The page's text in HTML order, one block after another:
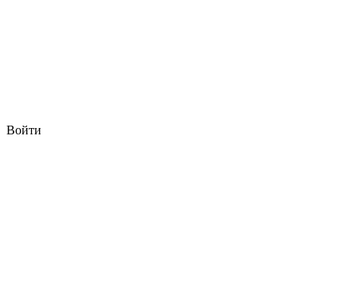
Войти